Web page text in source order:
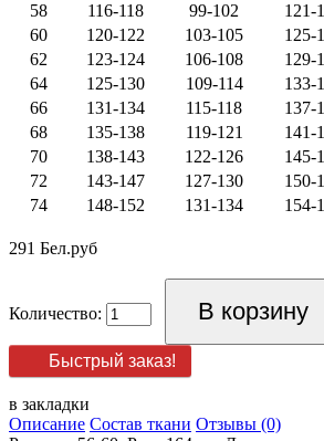
58
116-118 99-102
121-
60
120-122 103-105
125-
62
123-124 106-108
129-
64
125-130 109-114
133-
66
131-134 115-118
137-
68
135-138 119-121
141-
70
138-143 122-126
145-
72
143-147 127-130
150-
74
148-152 131-134 154-
291 Бел.руб
Количество:
Быстрый заказ!
в закладки
Описание Состав ткани Отзывы (0)